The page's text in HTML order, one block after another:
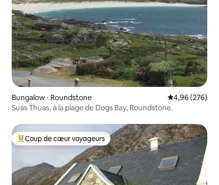
Bungalow ⋅ Roundstone Évaluation
4,96 (276)
Suas Thuas, à la plage de Dogs Bay, Roundstone.
Coups de cœur voyageurs les plus appréciés
Coup de cœur voyageurs